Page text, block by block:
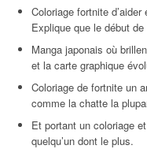
Coloriage fortnite
Explique que le début
Manga japonais où
et la carte graphique
Coloriage de fortnite un
comme la chatte la
Et portant un coloriage
quelqu’un dont le plus.